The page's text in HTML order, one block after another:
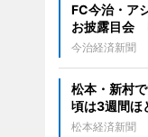
FC今治・ア
お披露目会
今治経済新聞
松本・新村
頃は3週間ほ
松本経済新聞